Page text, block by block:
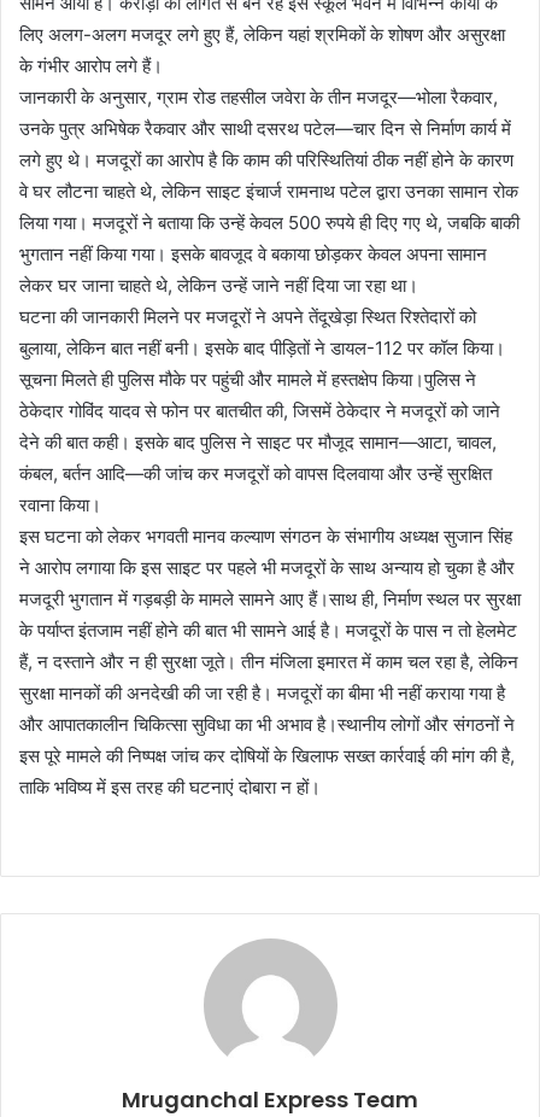
लिए अलग-अलग मजदूर लगे हुए हैं, लेकिन यहां श्रमिकों के शोषण और असुरक्षा
के गंभीर आरोप लगे हैं।
जानकारी के अनुसार, ग्राम रोड तहसील जवेरा के तीन मजदूर—भोला रैकवार,
उनके पुत्र अभिषेक रैकवार और साथी दसरथ पटेल—चार दिन से निर्माण कार्य में
लगे हुए थे। मजदूरों का आरोप है कि काम की परिस्थितियां ठीक नहीं होने के कारण
वे घर लौटना चाहते थे, लेकिन साइट इंचार्ज रामनाथ पटेल द्वारा उनका सामान रोक
लिया गया। मजदूरों ने बताया कि उन्हें केवल 500 रुपये ही दिए गए थे, जबकि बाकी
भुगतान नहीं किया गया। इसके बावजूद वे बकाया छोड़कर केवल अपना सामान
लेकर घर जाना चाहते थे, लेकिन उन्हें जाने नहीं दिया जा रहा था।
घटना की जानकारी मिलने पर मजदूरों ने अपने तेंदूखेड़ा स्थित रिश्तेदारों को
बुलाया, लेकिन बात नहीं बनी। इसके बाद पीड़ितों ने डायल-112 पर कॉल किया।
सूचना मिलते ही पुलिस मौके पर पहुंची और मामले में हस्तक्षेप किया।पुलिस ने
ठेकेदार गोविंद यादव से फोन पर बातचीत की, जिसमें ठेकेदार ने मजदूरों को जाने
देने की बात कही। इसके बाद पुलिस ने साइट पर मौजूद सामान—आटा, चावल,
कंबल, बर्तन आदि—की जांच कर मजदूरों को वापस दिलवाया और उन्हें सुरक्षित
रवाना किया।
इस घटना को लेकर भगवती मानव कल्याण संगठन के संभागीय अध्यक्ष सुजान सिंह
ने आरोप लगाया कि इस साइट पर पहले भी मजदूरों के साथ अन्याय हो चुका है और
मजदूरी भुगतान में गड़बड़ी के मामले सामने आए हैं।साथ ही, निर्माण स्थल पर सुरक्षा
के पर्याप्त इंतजाम नहीं होने की बात भी सामने आई है। मजदूरों के पास न तो हेलमेट
हैं, न दस्ताने और न ही सुरक्षा जूते। तीन मंजिला इमारत में काम चल रहा है, लेकिन
सुरक्षा मानकों की अनदेखी की जा रही है। मजदूरों का बीमा भी नहीं कराया गया है
और आपातकालीन चिकित्सा सुविधा का भी अभाव है।स्थानीय लोगों और संगठनों ने
इस पूरे मामले की निष्पक्ष जांच कर दोषियों के खिलाफ सख्त कार्रवाई की मांग की है,
ताकि भविष्य में इस तरह की घटनाएं दोबारा न हों।
Mruganchal Express Team